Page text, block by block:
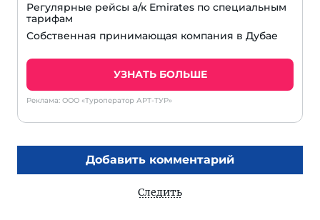
Регулярные рейсы а/к Emirates по специальным
тарифам
Собственная принимающая компания в Дубае
УЗНАТЬ БОЛЬШЕ
Реклама: ООО «Туроператор АРТ-ТУР»
Добавить комментарий
Следить